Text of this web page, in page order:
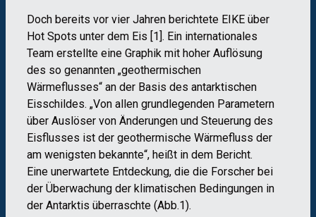
Doch bereits vor vier Jahren berichtete EIKE über
Hot Spots unter dem Eis [1]. Ein internationales
Team erstellte eine Graphik mit hoher Auflösung
des so genannten „geothermischen
Wärmeflusses“ an der Basis des antarktischen
Eisschildes. „Von allen grundlegenden Parametern
über Auslöser von Änderungen und Steuerung des
Eisflusses ist der geothermische Wärmefluss der
am wenigsten bekannte“, heißt in dem Bericht.
Eine unerwartete Entdeckung, die die Forscher bei
der Überwachung der klimatischen Bedingungen in
der Antarktis überraschte (Abb.1).